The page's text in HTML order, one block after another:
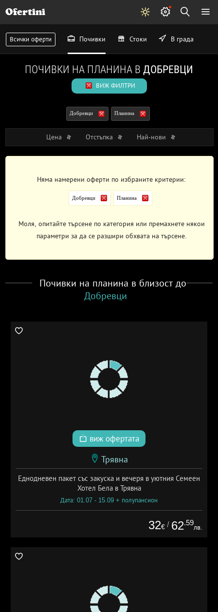
Ofertini
Всички оферти Почивки Стоки В града
ПОЧИВКИ НА ПЛАНИНА В ДОБРЕВЦИ
ВИЖ ФИЛТРИ
Добревци Планина
Цена Отстъпка Най-нови
Няма намерени оферти по избраните критерии:
Добревци Планина
Моля, опитайте търсене по категория или премахнете някои
параметри за да се разшири обхвата на търсене.
Почивки на планина в близост до
Добревци
виж офертата
Трявна
Еднодневен пакет със закуска и вечеря в уютния Семеен
Хотел Бела в Трявна
Дата: 01.07 - 15.09 + полупансион
32€ / 62.59
лв.